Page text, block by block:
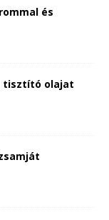
és
tisztító olajat